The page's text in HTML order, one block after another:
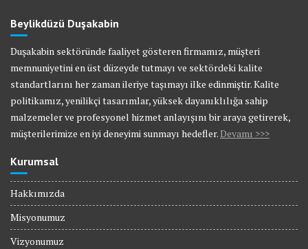
Beylikdüzü Duşakabin
Duşakabin sektöründe faaliyet gösteren firmamız, müşteri
memnuniyetini en üst düzeyde tutmayı ve sektördeki kalite
standartlarını her zaman ileriye taşımayı ilke edinmiştir. Kalite
politikamız, yenilikçi tasarımlar, yüksek dayanıklılığa sahip
malzemeler ve profesyonel hizmet anlayışını bir araya getirerek,
müşterilerimize en iyi deneyimi sunmayı hedefler.Devamı >>>
Kurumsal
Hakkımızda
Misyonumuz
Vizyonumuz